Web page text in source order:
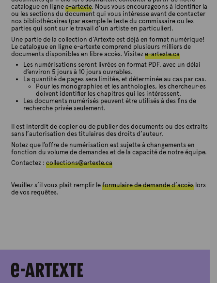
u
m
é
r
i
catalogue en lignee-artexte. Nous vous encourageons à identifier la
ou les sections du document qui vous intéresse avant de contacter
nos bibliothécaires (par exemple le texte du commissaire ou les
parties qui sont sur le travail d’un artiste en particulier).
Une partie de la collection d’Artexte est déjà en format numérique!
Le catalogue en ligne e-artexte comprend plusieurs milliers de
documents disponibles en libre accès. Visiteze-artexte.ca
Les numérisations seront livrées en format PDF, avec un délai
d’environ 5 jours à 10 jours ouvrables.
La quantité de pages sera limitée, et déterminée au cas par cas.
Pour les monographies et les anthologies, les chercheur·es
doivent identifier les chapitres qui les intéressent.
Les documents numérisés peuvent être utilisés à des fins de
recherche privée seulement.
Il est interdit de copier ou de publier des documents ou des extraits
sans l’autorisation des titulaires des droits d’auteur.
Notez que l’offre de numérisation est sujette à changements en
fonction du volume de demandes et de la capacité de notre équipe.
Contactez : collections@artexte.ca
Veuillez s’il vous plait remplir leformulaire de demande d’accèslors
de vos requêtes.